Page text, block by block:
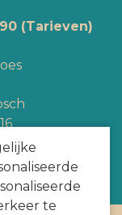
te
(Tarieven)